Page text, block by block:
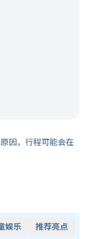
因，行程可能会在
娱乐 推荐亮点